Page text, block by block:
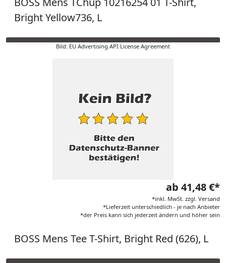
Bright Yellow736, L
Bild: EU Advertising API License Agreement
ab 41,48 €*
*inkl. MwSt. zzgl. Versand
*Lieferzeit unterschiedlich - je nach Anbieter
*der Preis kann sich jederzeit ändern und höher sein
BOSS Mens Tee T-Shirt, Bright Red (626), L